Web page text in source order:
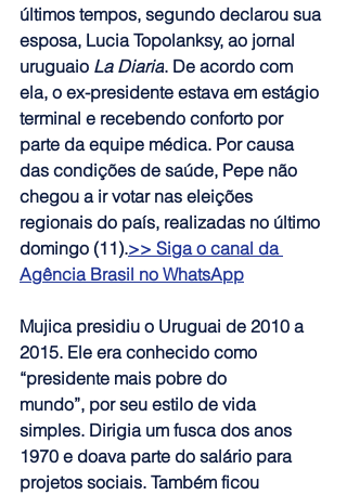
últimos tempos, segundo declarou sua
esposa, Lucia Topolanksy, ao jornal
uruguaio La Diaria. De acordo com
ela, o ex-presidente estava em estágio
terminal e recebendo conforto por
parte da equipe médica. Por causa
das condições de saúde, Pepe não
chegou a ir votar nas eleições
regionais do país, realizadas no último
domingo (11).>> Siga o canal da
Agência Brasil no WhatsApp
Mujica presidiu o Uruguai de 2010 a
2015. Ele era conhecido como
“presidente mais pobre do
mundo”, por seu estilo de vida
simples. Dirigia um fusca dos anos
1970 e doava parte do salário para
projetos sociais. Também ficou